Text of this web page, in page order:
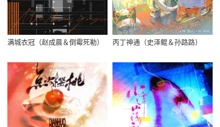
满城衣冠（赵成晨＆倒霉死勒） 丙丁神通（史泽鲲＆孙路路）